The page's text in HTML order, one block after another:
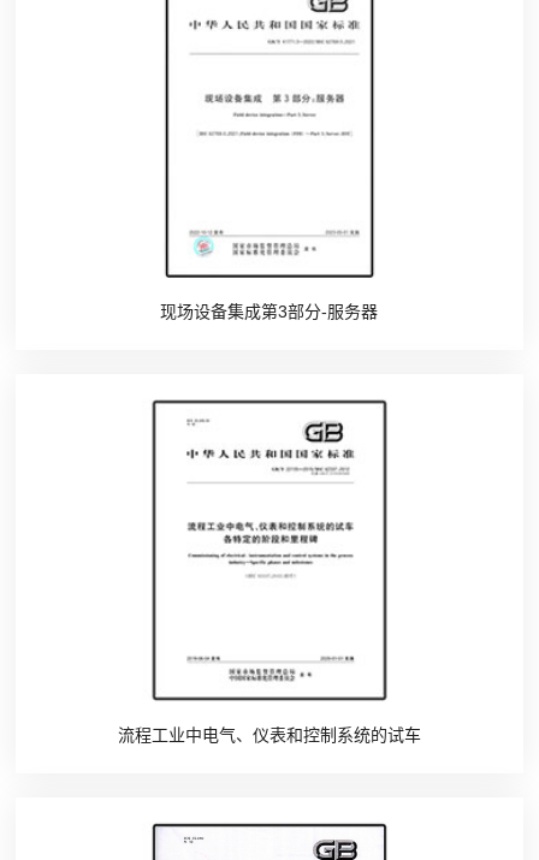
现场设备集成第3部分-服务器
流程工业中电气、仪表和控制系统的试车